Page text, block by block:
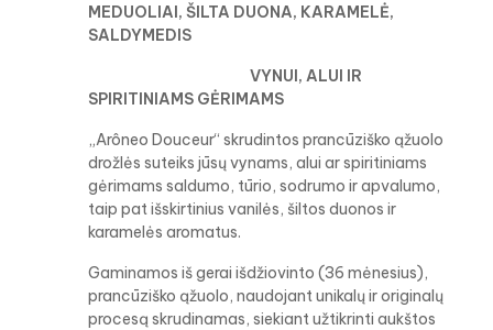
MEDUOLIAI, ŠILTA DUONA, KARAMELĖ,
SALDYMEDIS
VYNUI, ALUI IR
SPIRITINIAMS GĖRIMAMS
„Arôneo Douceur“ skrudintos prancūziško ąžuolo
drožlės suteiks jūsų vynams, alui ar spiritiniams
gėrimams saldumo, tūrio, sodrumo ir apvalumo,
taip pat išskirtinius vanilės, šiltos duonos ir
karamelės aromatus.
Gaminamos iš gerai išdžiovinto (36 mėnesius),
prancūziško ąžuolo, naudojant unikalų ir originalų
procesą skrudinamas, siekiant užtikrinti aukštos